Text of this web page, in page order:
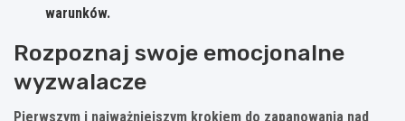
warunków.
Rozpoznaj swoje emocjonalne
wyzwalacze
Pierwszym i najważniejszym krokiem do zapanowania nad